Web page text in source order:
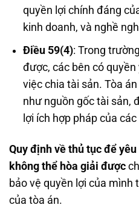
quyền lợi chính đáng
kinh doanh, và nghề
Điều 59(4): Trong
được, các bên có
việc chia tài sản. Tòa
như nguồn gốc tài sản,
lợi ích hợp pháp của
Quy định về thủ tục để
không thể hòa giải được
bảo vệ quyền lợi của mình
của tòa án.